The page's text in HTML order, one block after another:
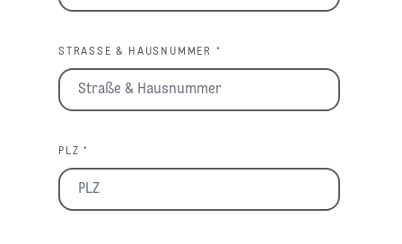
STRASSE & HAUSNUMMER *
PLZ *